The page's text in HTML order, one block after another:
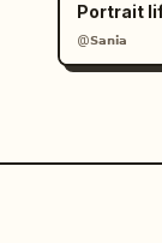
Portrait
@𝗦𝗮𝗻𝗶𝗮